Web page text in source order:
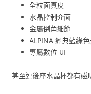
全粒面真皮
水晶控制介面
金屬倒角細節
ALPINA 經典藍綠
專屬數位 UI
甚至連後座水晶杯都有磁